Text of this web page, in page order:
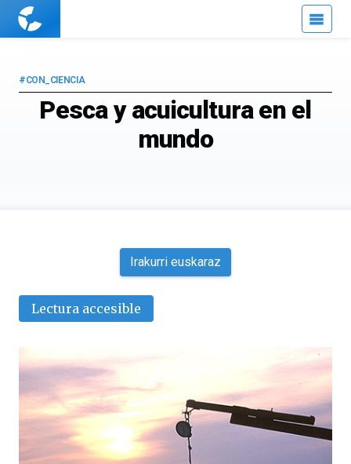
Cuaderno
Pesca y acuicultura en el
mundo
#CON_CIENCIA
Irakurri euskaraz
Lectura accesible